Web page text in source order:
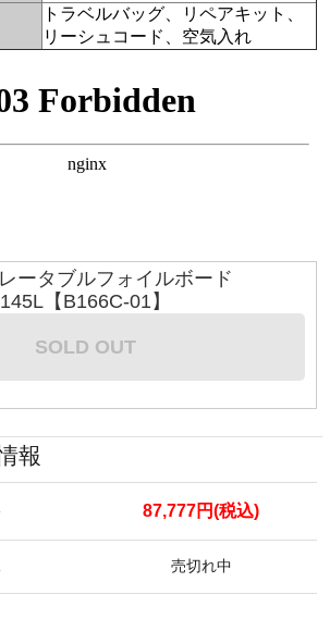
トラベルバッグ、リペアキット、
リーシュコード、空気入れ
ータブルフォイルボード
145L【B166C-01】
SOLD OUT
報
87,777円(税込)
売切れ中